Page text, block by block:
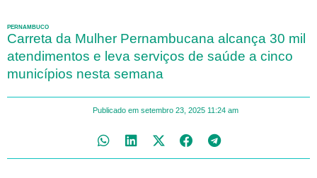
PERNAMBUCO
Carreta da Mulher Pernambucana alcança 30 mil
atendimentos e leva serviços de saúde a cinco
municípios nesta semana
Publicado em setembro 23, 2025 11:24 am